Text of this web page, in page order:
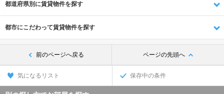
都道府県別に賃貸物件を探す
都市にこだわって賃貸物件を探す
前のページへ戻る ページの先頭へ
気になるリスト 保存中の条件